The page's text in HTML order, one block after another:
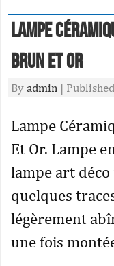
Lampe
Brun Et Or
By admin | Published
Lampe
Et Or. Lampe
lampe art déco
quelques
légèrement
une fois